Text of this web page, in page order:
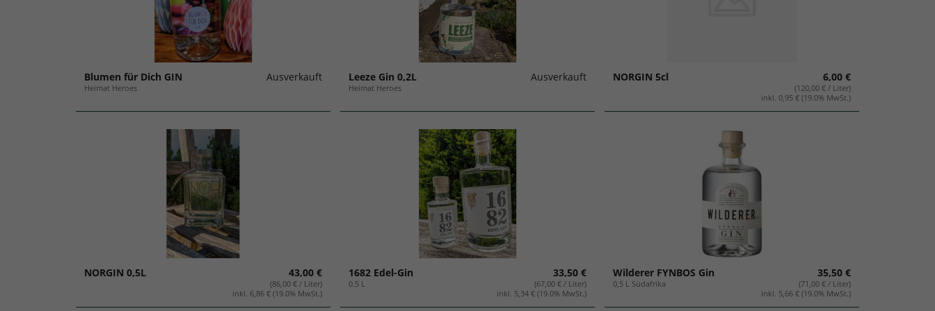
Blumen für Dich GIN
Heimat Heroes
Ausverkauft Leeze Gin 0,2L
Heimat Heroes
Ausverkauft NORGIN 5cl 6,00 €
(120,00 € / Liter)
inkl. 0,95 € (19.0% MwSt.)
NORGIN 0,5L 43,00 €
(86,00 € / Liter)
inkl. 6,86 € (19.0% MwSt.)
1682 Edel-Gin
0.5 L
33,50 €
(67,00 € / Liter)
inkl. 5,34 € (19.0% MwSt.)
Wilderer FYNBOS Gin
0,5 L Südafrika
35,50 €
(71,00 € / Liter)
inkl. 5,66 € (19.0% MwSt.)